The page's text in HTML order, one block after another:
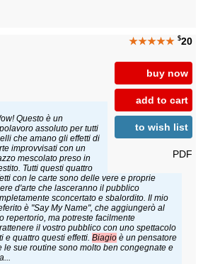
★★★★★ $20
buy now
add to cart
to wish list
PDF
Questo è un
assoluto per tutti
che amano gli effetti di
improvvisati con un
mescolato preso in
Tutti questi quattro
con le carte sono delle vere e proprie
d'arte che lasceranno il pubblico
sconcertato e sbalordito. Il mio
è "Say My Name", che aggiungerò al
repertorio, ma potreste facilmente
il vostro pubblico con uno spettacolo
e quattro questi effetti. Biagio è un pensatore
le sue routine sono molto ben congegnate e